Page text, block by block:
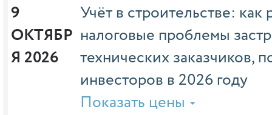
9
ОКТЯБР
Я 2026
Учёт в строительстве: как
налоговые проблемы
технических заказчиков,
инвесторов в 2026 году
Показать цены